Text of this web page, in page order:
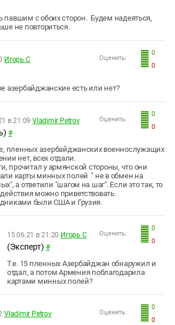
павшим с обоих сторон. Будем надеяться,
не повториться.
0
0
Оценить:
Игорь С
азербайджанские есть или нет?
0
0
Оценить:
в 21:09 Vladimir Petrov
#
пленных азербайджанских военнослужащих
нет, всех отдали.
прочитал у армянской стороны, что они
карты минных полей " не в обмен на
а ответили "шагом на шаг". Если это так, то
можно приветствовать.
были США и Грузия.
0
0
Оценить:
15.06.21 в 21:20 Игорь С
(Эксперт) #
Т.е. 15 пленных Азербайджан обнаружил и
отдал, а потом Армения поблагодарила
картами минных полей?
0
0
Оценить:
Vladimir Petrov